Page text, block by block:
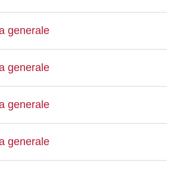
generale
generale
generale
generale